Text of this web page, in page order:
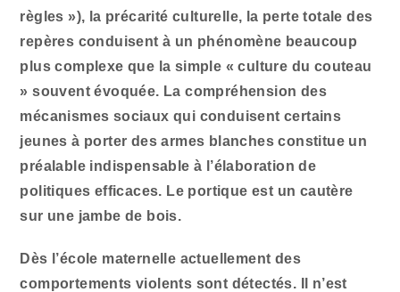
règles »), la précarité culturelle, la perte totale des
repères conduisent à un phénomène beaucoup
plus complexe que la simple « culture du couteau
» souvent évoquée. La compréhension des
mécanismes sociaux qui conduisent certains
jeunes à porter des armes blanches constitue un
préalable indispensable à l’élaboration de
politiques efficaces. Le portique est un cautère
sur une jambe de bois.
Dès l’école maternelle actuellement des
comportements violents sont détectés. Il n’est